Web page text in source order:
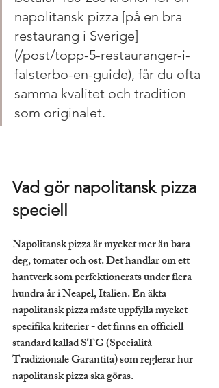
napolitansk pizza [på en bra
restaurang i Sverige]
(/post/topp-5-restauranger-i-
falsterbo-en-guide), får du ofta
samma kvalitet och tradition
som originalet.
Vad gör napolitansk pizza
speciell
Napolitansk pizza är mycket mer än bara
deg, tomater och ost. Det handlar om ett
hantverk som perfektionerats under flera
hundra år i Neapel, Italien. En äkta
napolitansk pizza måste uppfylla mycket
specifika kriterier - det finns en officiell
standard kallad STG (Specialità
Tradizionale Garantita) som reglerar hur
napolitansk pizza ska göras.